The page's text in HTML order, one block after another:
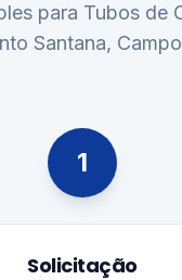
para Tubos de
Santana,
1
Solicitação